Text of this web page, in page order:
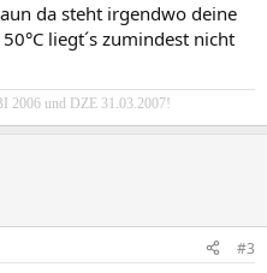
da steht irgendwo deine
liegt´s zumindest nicht
2006 und DZE 31.03.2007!
#3